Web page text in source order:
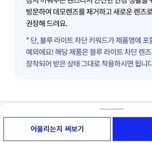
어울리는지 써보기